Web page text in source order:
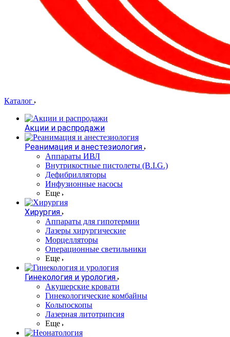
Каталог
Акции и распродажи
Реанимация и анестезиология
Аппараты ИВЛ
Внутрикостные пистолеты (B.I.G.)
Дефибрилляторы
Инфузионные насосы
Еще
Хирургия
Аппараты для гипотермии
Лазеры хирургические
Морцелляторы
Операционные светильники
Еще
Гинекология и урология
Акушерские кровати
Гинекологические комбайны
Кольпоскопы
Лазерная литотрипсия
Еще